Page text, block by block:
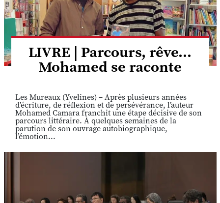
LIVRE | Parcours, rêve...
Mohamed se raconte
Les Mureaux (Yvelines) – Après plusieurs années
d’écriture, de réflexion et de persévérance, l’auteur
Mohamed Camara franchit une étape décisive de son
parcours littéraire. À quelques semaines de la
parution de son ouvrage autobiographique,
l’émotion...